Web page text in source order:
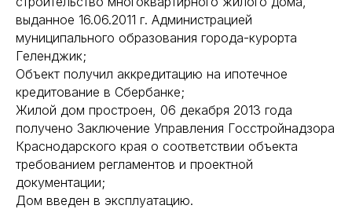
выданное 16.06.2011 г. Администрацией
муниципального образования города-курорта
Геленджик;
Объект получил аккредитацию на ипотечное
кредитование в Сбербанке;
Жилой дом простроен, 06 декабря 2013 года
получено Заключение Управления Госстройнадзора
Краснодарского края о соответствии объекта
требованием регламентов и проектной
документации;
Дом введен в эксплуатацию.